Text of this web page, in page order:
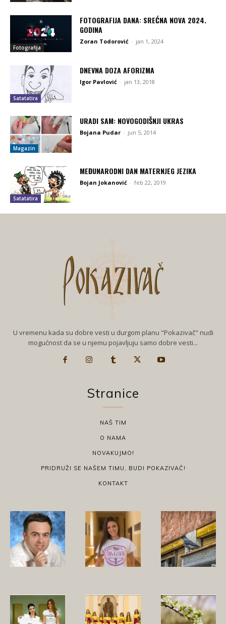
Fotografija
FOTOGRAFIJA DANA: SREĆNA NOVA 2024.
GODINA
Zoran Todorović - jan 1, 2024
Satatatira
DNEVNA DOZA AFORIZMA
Igor Pavlović - jan 13, 2018
Magazin
URADI SAM: NOVOGODIŠNJI UKRAS
Bojana Pudar - jun 5, 2014
Satatatira
MEĐUNARODNI DAN MATERNJEG JEZIKA
Bojan Jokanović - feb 22, 2019
U vremenu kada su dobre vesti u durgom planu "Pokazivač" nudi
mogućnost da se u njemu pojavljuju samo dobre vesti...
Stranice
NAŠ TIM
O NAMA
NOVAKUJMO!
PRIDRUŽI SE NAŠEM TIMU, BUDI POKAZIVAČ!
KONTAKT